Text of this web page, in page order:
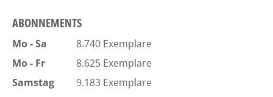
ABONNEMENTS
Mo - Sa
8.740 Exemplare
Mo - Fr
8.625 Exemplare
Samstag
9.183 Exemplare